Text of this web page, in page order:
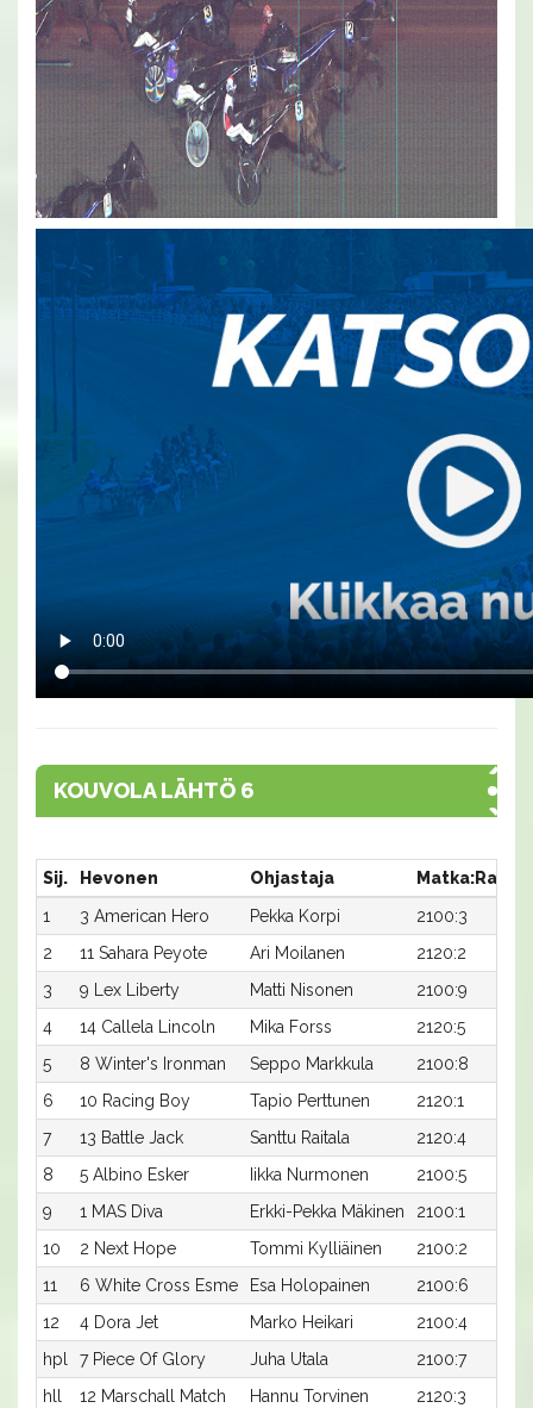
KOUVOLA LÄHTÖ 6
Sij. Hevonen Ohjastaja Matka:Rata
1
3 American Hero Pekka Korpi 2100:3
2
11 Sahara Peyote Ari Moilanen 2120:2
3
9 Lex Liberty Matti Nisonen 2100:9
4
14 Callela Lincoln Mika Forss 2120:5
5
8 Winter's Ironman Seppo Markkula 2100:8
6
10 Racing Boy Tapio Perttunen 2120:1
7
13 Battle Jack Santtu Raitala 2120:4
8
5 Albino Esker Iikka Nurmonen 2100:5
9
1 MAS Diva Erkki-Pekka Mäkinen 2100:1
10
2 Next Hope Tommi Kylliäinen 2100:2
11
6 White Cross Esme Esa Holopainen 2100:6
12
4 Dora Jet Marko Heikari 2100:4
hpl
7 Piece Of Glory Juha Utala 2100:7
hll
12 Marschall Match Hannu Torvinen 2120:3